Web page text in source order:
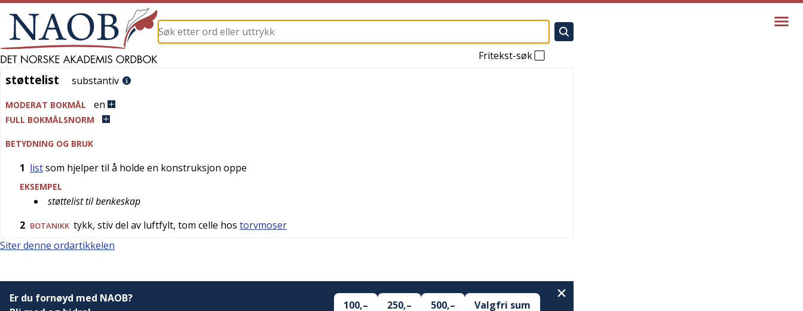
Fritekst-søk
støttelist
støttelist substantiv
MODERAT BOKMÅL en
FULL BOKMÅLSNORM
BETYDNING OG BRUK
1 listsom hjelper til å holde en konstruksjon oppe
EKSEMPEL
støttelist til benkeskap
2 BOTANIKK tykk, stiv del av luftfylt, tom celle hos torvmoser
Siter denne ordartikkelen
Er du fornøyd med NAOB?
100,– 250,– 500,– Valgfri sum